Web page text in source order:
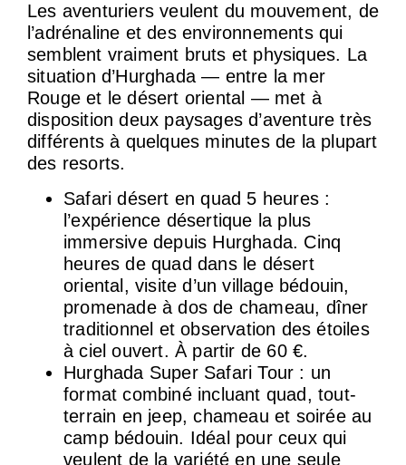
Les aventuriers veulent du mouvement, de
l’adrénaline et des environnements qui
semblent vraiment bruts et physiques. La
situation d’Hurghada — entre la mer
Rouge et le désert oriental — met à
disposition deux paysages d’aventure très
différents à quelques minutes de la plupart
des resorts.
Safari désert en quad 5 heures :
l’expérience désertique la plus
immersive depuis Hurghada. Cinq
heures de quad dans le désert
oriental, visite d’un village bédouin,
promenade à dos de chameau, dîner
traditionnel et observation des étoiles
à ciel ouvert. À partir de 60 €.
Hurghada Super Safari Tour : un
format combiné incluant quad, tout-
terrain en jeep, chameau et soirée au
camp bédouin. Idéal pour ceux qui
veulent de la variété en une seule